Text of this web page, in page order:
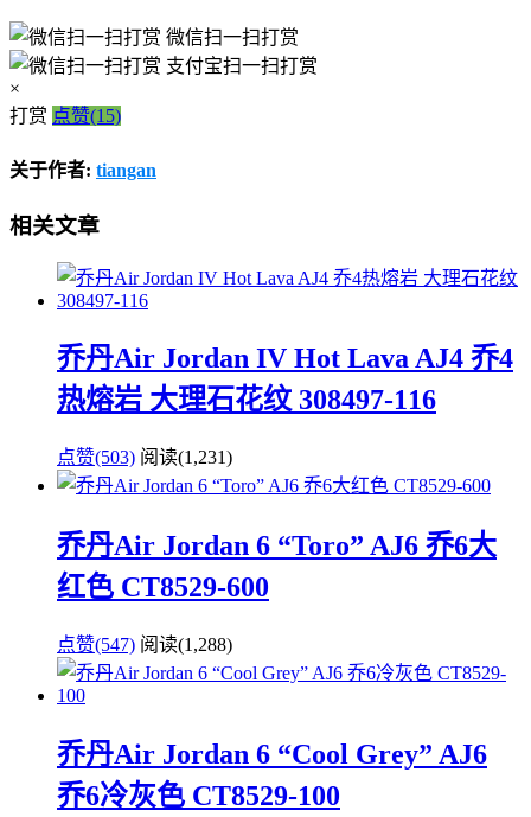
微信扫一扫打赏
支付宝扫一扫打赏
×
打赏 点赞(15)
关于作者: tiangan
相关文章
乔丹Air Jordan IV Hot Lava AJ4 乔4
热熔岩 大理石花纹 308497-116
点赞(503) 阅读(1,231)
乔丹Air Jordan 6 “Toro” AJ6 乔6大
红色 CT8529-600
点赞(547) 阅读(1,288)
乔丹Air Jordan 6 “Cool Grey” AJ6
乔6冷灰色 CT8529-100